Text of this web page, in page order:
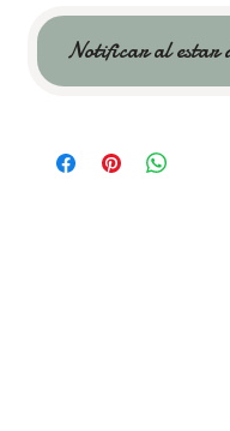
Notificar al estar